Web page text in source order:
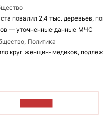
повалил 2,4 тыс. деревьев,
— уточненные данные МЧС
Политика
круг женщин-медиков,